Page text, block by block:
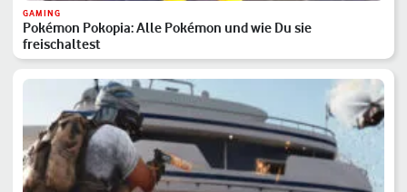
GAMING
Pokémon Pokopia: Alle Pokémon und wie Du sie
freischaltest